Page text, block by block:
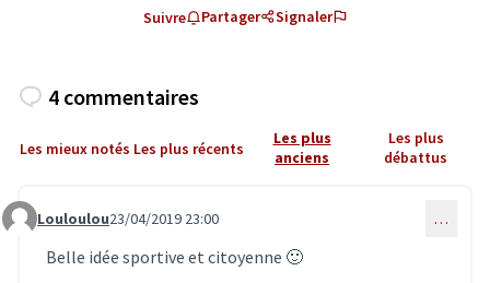
Suivre Partager Signaler
4 commentaires
Les mieux notés Les plus récents
Les plus
anciens
Les plus
débattus
Commentaire 1457
Louloulou23/04/2019 23:00 …
Belle idée sportive et citoyenne 🙂